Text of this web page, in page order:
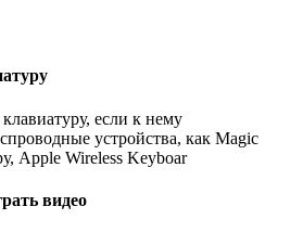
если к нему
устройства, как Magic
Apple Wireless Keyboar
видео